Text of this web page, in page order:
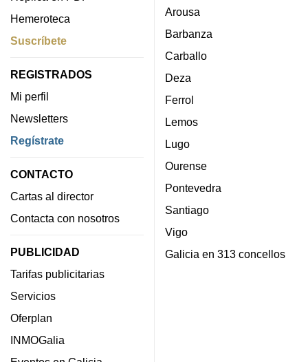
Hemeroteca
Suscríbete
REGISTRADOS
Mi perfil
Newsletters
Regístrate
CONTACTO
Cartas al director
Contacta con nosotros
PUBLICIDAD
Tarifas publicitarias
Servicios
Oferplan
INMOGalia
Arousa
Barbanza
Carballo
Deza
Ferrol
Lemos
Lugo
Ourense
Pontevedra
Santiago
Vigo
Galicia en 313 concellos